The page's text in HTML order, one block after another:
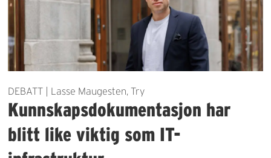
DEBATT | Lasse Maugesten, Try
Kunnskapsdokumentasjon har
blitt like viktig som IT-